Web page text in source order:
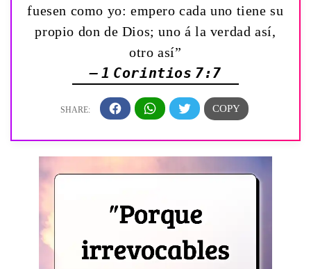
fuesen como yo: empero cada uno tiene su
propio don de Dios; uno á la verdad así,
otro así”
— 1 Corintios 7:7